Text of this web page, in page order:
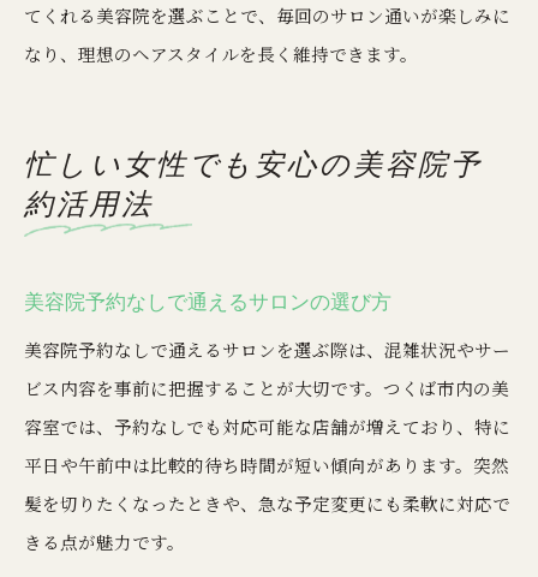
てくれる美容院を選ぶことで、毎回のサロン通いが楽しみに
なり、理想のヘアスタイルを長く維持できます。
忙しい女性でも安心の美容院予
約活用法
美容院予約なしで通えるサロンの選び方
美容院予約なしで通えるサロンを選ぶ際は、混雑状況やサー
ビス内容を事前に把握することが大切です。つくば市内の美
容室では、予約なしでも対応可能な店舗が増えており、特に
平日や午前中は比較的待ち時間が短い傾向があります。突然
髪を切りたくなったときや、急な予定変更にも柔軟に対応で
きる点が魅力です。